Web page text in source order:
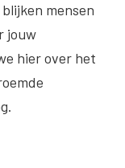
mensen
jouw
hier over het